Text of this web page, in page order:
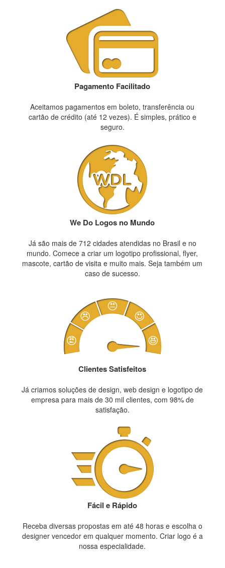
Pagamento Facilitado
Aceitamos pagamentos em boleto, transferência ou
cartão de crédito (até 12 vezes). É simples, prático e
seguro.
We Do Logos no Mundo
Já são mais de 712 cidades atendidas no Brasil e no
mundo. Comece a criar um logotipo profissional, flyer,
mascote, cartão de visita e muito mais. Seja também um
caso de sucesso.
Clientes Satisfeitos
Já criamos soluções de design, web design e logotipo de
empresa para mais de 30 mil clientes, com 98% de
satisfação.
Fácil e Rápido
Receba diversas propostas em até 48 horas e escolha o
designer vencedor em qualquer momento. Criar logo é a
nossa especialidade.